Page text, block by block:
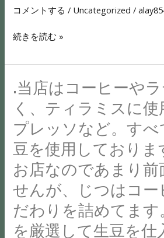
ん
か
潟
新
潟
カ
フ
ェ
#
魚
沼
STAND
949-
潟
県
魚
沼
市
六
日
町
2908
機
会
六
日
町
駅
ウ
ラ
STAND
を
ご
利
の
―。
の
思
を
胸
に、
こ
れ
か
ら
な
と
理
解
だ
さ
い。
夏
場
と
冬
コメントする / Uncategorized /
に
な
こ
で
表
面
は
カ
リ
カ
リ、
中
続きを読む »
.当店はコーヒーや
く、ティラミスに使
プレッソなど。すべ
豆を使用しておりま
お店なのであまり前
せんが、じつはコー
だわりを詰めてます
を厳選して生豆を仕
当
店
は
コ
ー
ヒ
ー
や
ラ